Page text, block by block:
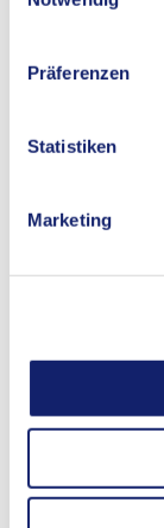
Präferenzen
Statistiken
Marketing